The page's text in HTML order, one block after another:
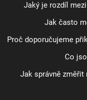
Jaký je rozdíl
Jak často
Proč doporučujeme
Co
Jak správně změřit